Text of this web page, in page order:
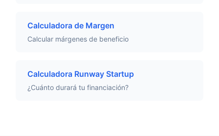
Calculadora de Margen
Calcular márgenes de beneficio
Calculadora Runway Startup
¿Cuánto durará tu financiación?